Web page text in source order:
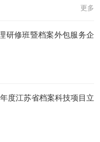
更多
研修班暨档案外包服务企
度江苏省档案科技项目立